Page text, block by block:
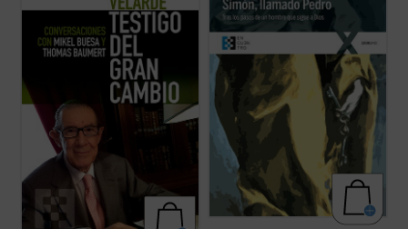
través de una serie de conversaciones con
los profesores Mikel Buesa y Thomas
Baumert, en las que, de forma rigurosa
pero distendida, se repasan los principales
episodios de ... (ver ficha)
de san Pedro desde que conoció a Jesús y,
dejándolo todo, lo siguió, hasta su último
Lepori nos ...